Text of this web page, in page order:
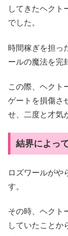
してきたヘクト
でした。
時間稼ぎを担っ
ールの魔法を完
この際、ヘクト
ゲートを損傷さ
せ、二度と才気
結界によっ
ロズワールがや
す。
その時、ヘクト
していたことか